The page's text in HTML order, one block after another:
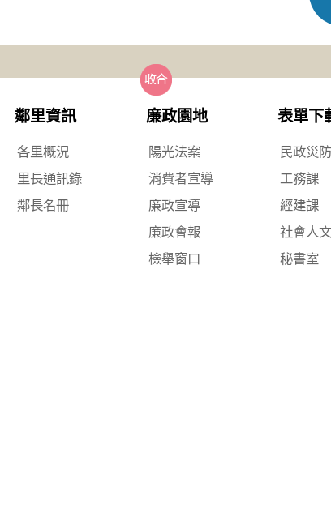
鄰里資訊
各里概況
里長通訊錄
鄰長名冊
廉政園地
陽光法案
消費者宣導
廉政宣導
廉政會報
檢舉窗口
表單下
民政災
工務課
經建課
社會人
秘書室